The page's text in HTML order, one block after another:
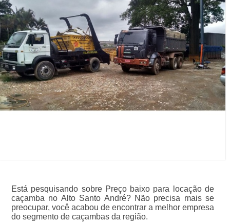
Está pesquisando sobre Preço baixo para locação de
caçamba no Alto Santo André? Não precisa mais se
preocupar, você acabou de encontrar a melhor empresa
do segmento de caçambas da região.